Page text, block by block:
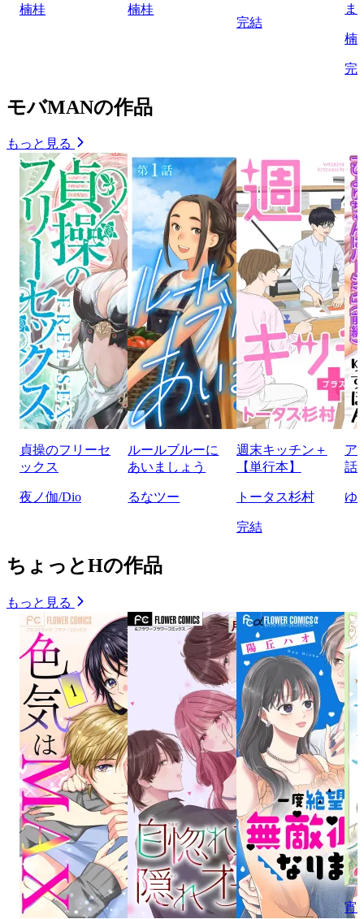
楠桂 楠桂
完結
ま
楠
完
モバMANの作品
もっと見る
貞操のフリーセ
ックス
夜ノ伽/Dio
ルールブルーに
あいましょう
るなツー
週末キッチン＋
【単行本】
トータス杉村
完結
ア
話
ゆ
ちょっとHの作品
もっと見る
宵